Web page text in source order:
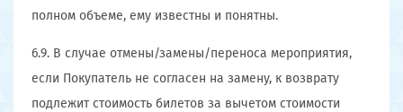
полном объеме, ему известны и понятны.
6.9. В случае отмены/замены/переноса мероприятия,
если Покупатель не согласен на замену, к возврату
подлежит стоимость билетов за вычетом стоимости